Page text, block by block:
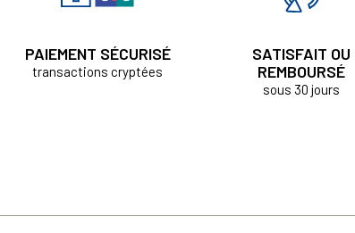
PAIEMENT SÉCURISÉ
transactions cryptées
SATISFAIT OU
REMBOURSÉ
sous 30 jours